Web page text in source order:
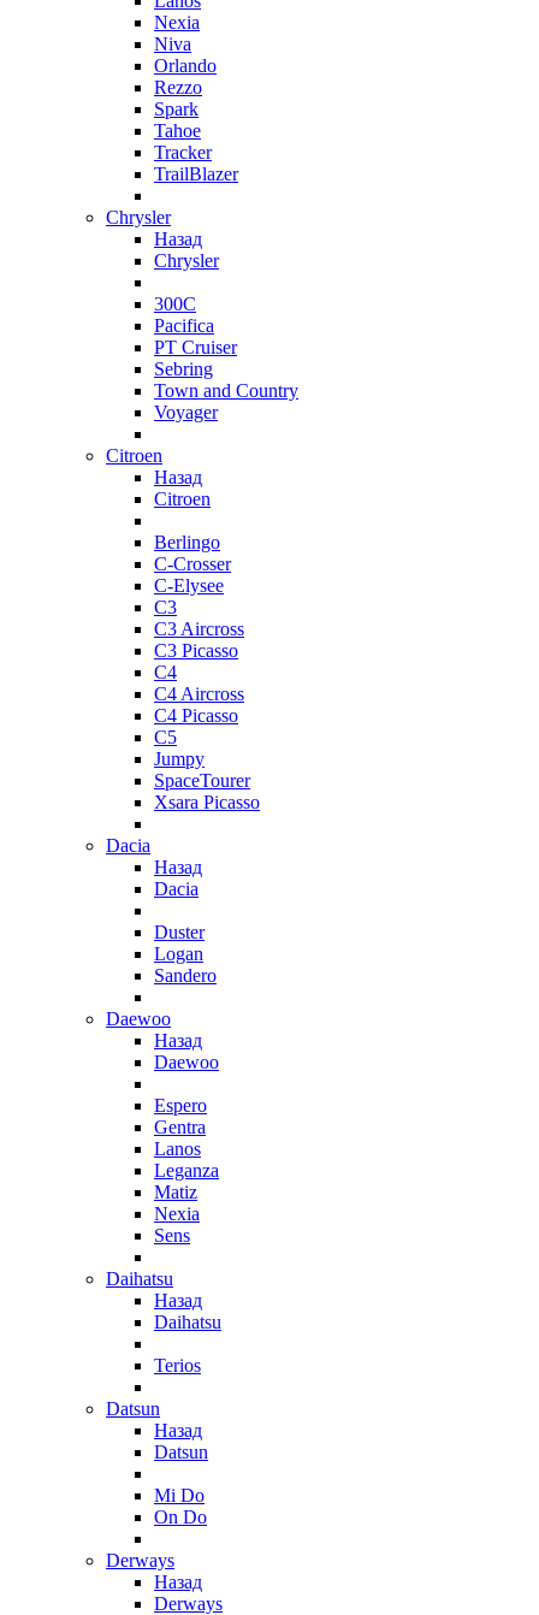
Nexia
Niva
Orlando
Rezzo
Spark
Tahoe
Tracker
TrailBlazer
Chrysler
Назад
Chrysler
300C
Pacifica
PT Cruiser
Sebring
Town and Country
Voyager
Citroen
Назад
Citroen
Berlingo
C-Crosser
C-Elysee
C3
C3 Aircross
C3 Picasso
C4
C4 Aircross
C4 Picasso
C5
Jumpy
SpaceTourer
Xsara Picasso
Dacia
Назад
Dacia
Duster
Logan
Sandero
Daewoo
Назад
Daewoo
Espero
Gentra
Lanos
Leganza
Matiz
Nexia
Sens
Daihatsu
Назад
Daihatsu
Terios
Datsun
Назад
Datsun
Mi Do
On Do
Derways
Назад
Derways